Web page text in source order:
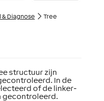
Diagnose
Tree
structuur zijn
In de
of de linker-
gecontroleerd.